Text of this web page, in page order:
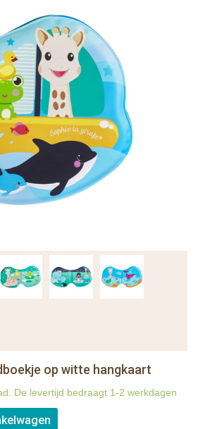
op witte hangkaart
De levertijd bedraagt 1-2 werkdagen